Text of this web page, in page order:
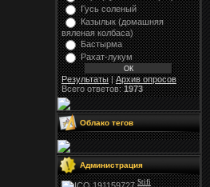
Гусь соленый
Казылык (домашняя
вяленая колбаса)
Бастырма
Рахат-лукум
Результаты|Архив опросов
Всего ответов:1973
Облако тегов
Администрация
Stifi